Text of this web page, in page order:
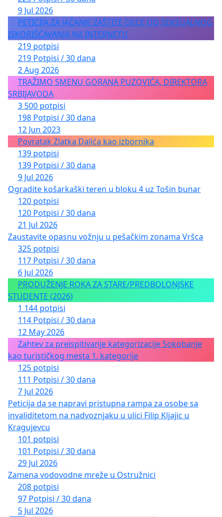
9 Jul 2026
PETICIJA ZA JAČANJE ZAŠTITE DECE OD SEKSUALNOG
ISKORIŠĆAVANJA NA INTERNETU
219 potpisi
219 Potpisi / 30 dana
2 Aug 2026
TRAŽIMO SMENU GORANA PUZOVIĆA, DIREKTORA
SRBIJAVODA
3 500 potpisi
198 Potpisi / 30 dana
12 Jun 2023
Povratak Zlatka Dalića kao izbornika
139 potpisi
139 Potpisi / 30 dana
9 Jul 2026
Ogradite košarkaški teren u bloku 4 uz Tošin bunar
120 potpisi
120 Potpisi / 30 dana
21 Jul 2026
Zaustavite opasnu vožnju u pešačkim zonama Vršca
325 potpisi
117 Potpisi / 30 dana
6 Jul 2026
PRODUŽENJE ROKA ZA STARE/PREDBOLONJSKE
STUDENTE (2026)
1 144 potpisi
114 Potpisi / 30 dana
12 May 2026
Zahtev za preispitivanje kategorizacije Sokobanje
kao turističkog mesta 1. kategorije
125 potpisi
111 Potpisi / 30 dana
7 Jul 2026
Peticija da se napravi pristupna rampa za osobe sa
invaliditetom na nadvoznjaku u ulici Filip Kljajic u
Kragujevcu
101 potpisi
101 Potpisi / 30 dana
29 Jul 2026
Zamena vodovodne mreže u Ostružnici
208 potpisi
97 Potpisi / 30 dana
5 Jul 2026